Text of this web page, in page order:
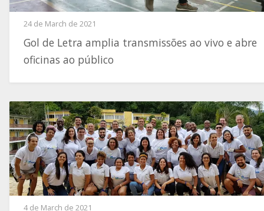
24 de March de 2021
Gol de Letra amplia transmissões ao vivo e abre
oficinas ao público
4 de March de 2021